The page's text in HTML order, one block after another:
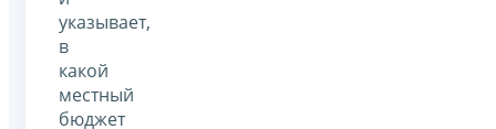
указывает,
в
какой
местный
бюджет